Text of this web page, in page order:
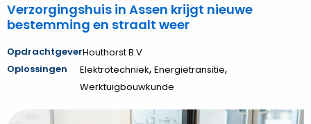
Verzorgingshuis in Assen krijgt nieuwe
bestemming en straalt weer
OpdrachtgeverHouthorst B.V
Oplossingen
Elektrotechniek, Energietransitie,
Werktuigbouwkunde